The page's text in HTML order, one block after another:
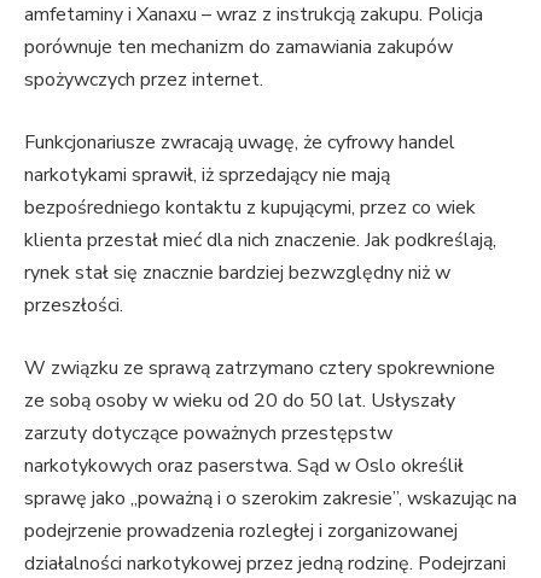
amfetaminy i Xanaxu – wraz z instrukcją zakupu. Policja
porównuje ten mechanizm do zamawiania zakupów
spożywczych przez internet.
Funkcjonariusze zwracają uwagę, że cyfrowy handel
narkotykami sprawił, iż sprzedający nie mają
bezpośredniego kontaktu z kupującymi, przez co wiek
klienta przestał mieć dla nich znaczenie. Jak podkreślają,
rynek stał się znacznie bardziej bezwzględny niż w
przeszłości.
W związku ze sprawą zatrzymano cztery spokrewnione
ze sobą osoby w wieku od 20 do 50 lat. Usłyszały
zarzuty dotyczące poważnych przestępstw
narkotykowych oraz paserstwa. Sąd w Oslo określił
sprawę jako „poważną i o szerokim zakresie”, wskazując na
podejrzenie prowadzenia rozległej i zorganizowanej
działalności narkotykowej przez jedną rodzinę. Podejrzani